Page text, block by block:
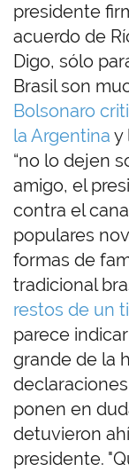
presidente
acuerdo de
Digo, sólo
Brasil son
Bolsonaro
la Argentina y
“no lo dejen
amigo, el
contra el
populares
formas de
tradicional
restos de un
parece
grande de la
ponen en
detuvieron
presidente.